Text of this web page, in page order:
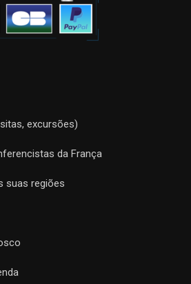
excursões)
da França
suas regiões